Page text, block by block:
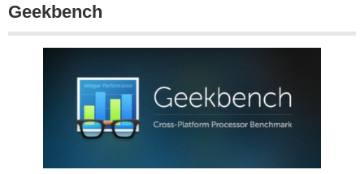
Geekbench